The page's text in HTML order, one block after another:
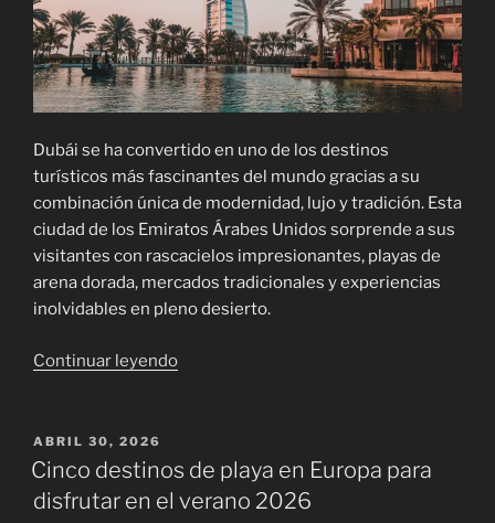
Dubái se ha convertido en uno de los destinos
turísticos más fascinantes del mundo gracias a su
combinación única de modernidad, lujo y tradición. Esta
ciudad de los Emiratos Árabes Unidos sorprende a sus
visitantes con rascacielos impresionantes, playas de
arena dorada, mercados tradicionales y experiencias
inolvidables en pleno desierto.
Continuar leyendo«Rincones
en
Dubái»
PUBLICADO
EL
ABRIL 30, 2026
Cinco destinos de playa en Europa para
disfrutar en el verano 2026